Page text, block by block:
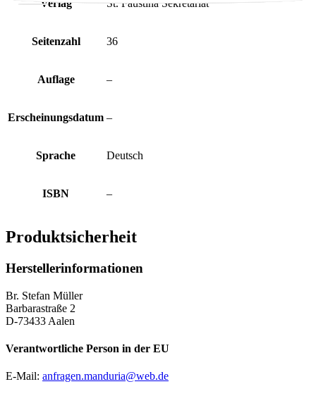
Verlag St. Faustina Sekretariat
Seitenzahl 36
Auflage –
Erscheinungsdatum –
Sprache Deutsch
ISBN –
Produktsicherheit
Herstellerinformationen
Br. Stefan Müller
Barbarastraße 2
D-73433 Aalen
Verantwortliche Person in der EU
E-Mail: anfragen.manduria@web.de